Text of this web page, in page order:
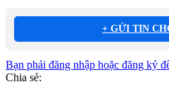
+ GỬI TIN
Bạn phải đăng nhập hoặc đăng ký
Chia sẻ: